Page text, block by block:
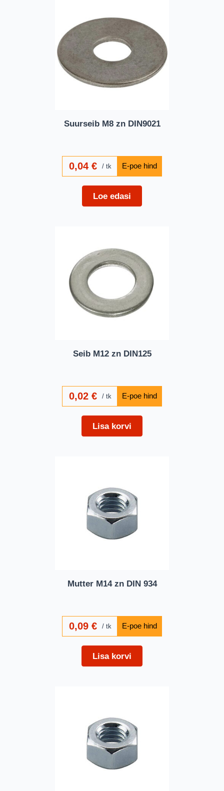
Suurseib M8 zn DIN9021
0,04€ tk
Loe edasi
Seib M12 zn DIN125
0,02€ tk
Lisa korvi
Mutter M14 zn DIN 934
0,09€ tk
Lisa korvi